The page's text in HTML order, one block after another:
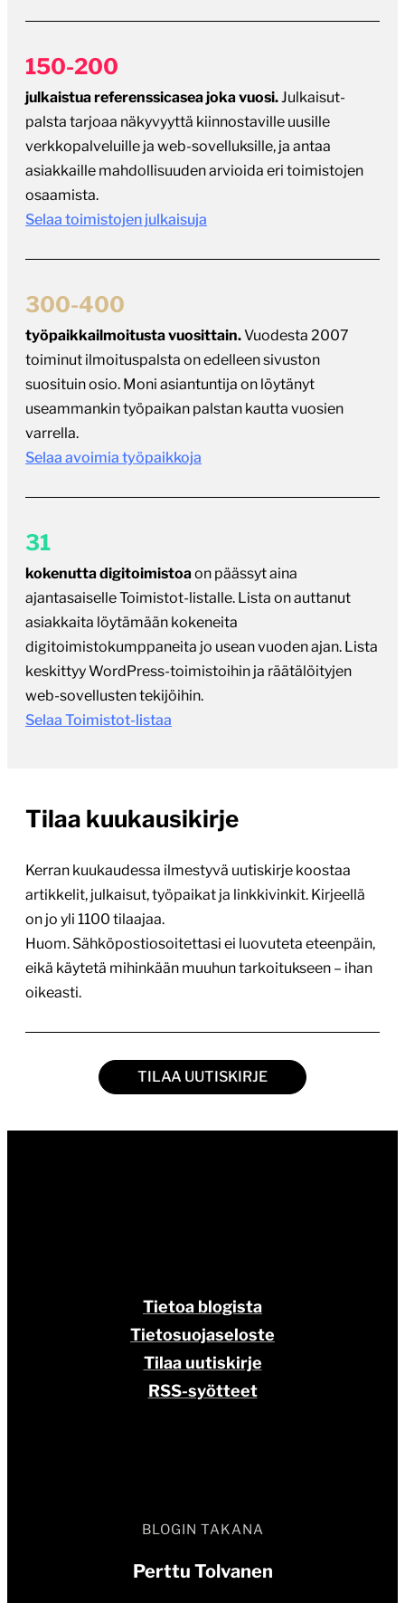
150-200
julkaistua referenssicasea joka vuosi.Julkaisut-
palsta tarjoaa näkyvyyttä kiinnostaville uusille
verkkopalveluille ja web-sovelluksille, ja antaa
asiakkaille mahdollisuuden arvioida eri toimistojen
osaamista.
Selaa toimistojen julkaisuja
300-400
työpaikkailmoitusta vuosittain.Vuodesta 2007
toiminut ilmoituspalsta on edelleen sivuston
suosituin osio. Moni asiantuntija on löytänyt
useammankin työpaikan palstan kautta vuosien
varrella.
Selaa avoimia työpaikkoja
31
kokenutta digitoimistoaon päässyt aina
ajantasaiselle Toimistot-listalle. Lista on auttanut
asiakkaita löytämään kokeneita
digitoimistokumppaneita jo usean vuoden ajan. Lista
keskittyy WordPress-toimistoihin ja räätälöityjen
web-sovellusten tekijöihin.
Selaa Toimistot-listaa
Tilaa kuukausikirje
Kerran kuukaudessa ilmestyvä uutiskirje koostaa
artikkelit, julkaisut, työpaikat ja linkkivinkit. Kirjeellä
on jo yli 1100 tilaajaa.
Huom. Sähköpostiosoitettasi ei luovuteta eteenpäin,
eikä käytetä mihinkään muuhun tarkoitukseen – ihan
oikeasti.
TILAA UUTISKIRJE
BLOGIN TAKANA
Perttu Tolvanen
Tietoa blogista
Tietosuojaseloste
Tilaa uutiskirje
RSS-syötteet